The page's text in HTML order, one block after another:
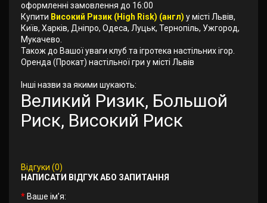
оформленні замовлення до 16:00
Купити Високий Ризик (High Risk) (англ) у місті Львів,
Київ, Харків, Дніпро, Одеса, Луцьк, Тернопіль, Ужгород,
Мукачево.
Також до Вашої уваги клуб та ігротека настільних ігор.
Оренда (Прокат) настільної гри у місті Львів
Інші назви за якими шукають:
Великий Ризик, Большой
Риск, Високий Риск
Відгуки (0)
НАПИСАТИ ВІДГУК АБО ЗАПИТАННЯ
Ваше ім’я: